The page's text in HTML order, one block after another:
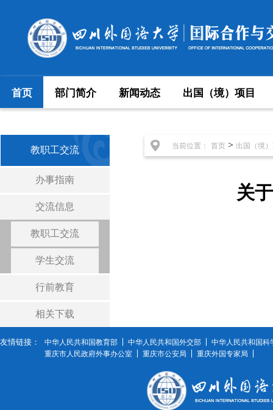
首页 部门简介 新闻动态 出国（境）项目
教职工交流
办事指南
交流信息
教职工交流
学生交流
行前教育
相关下载
当前位置： 首页 > 出国（境
关
友情链接： 中华人民共和国教育部 中华人民共和国外交部
中华人民共和国科
重庆市人民政府外事办公室
重庆市公安局 重庆外国专家局